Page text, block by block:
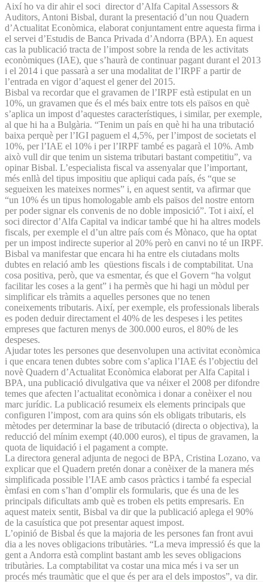
Així ho va dir ahir el soci director d’Alfa Capital Assessors &
Auditors, Antoni Bisbal, durant la presentació d’un nou Quadern
d’Actualitat Econòmica, elaborat conjuntament entre aquesta firma i
el servei d’Estudis de Banca Privada d’An­dorra (BPA). En aquest
cas la publicació tracta de l’impost sobre la renda de les activitats
econòmiques (IAE), que s’haurà de continuar pagant durant el 2013
i el 2014 i que passarà a ser una modalitat de l’IRPF a partir de
l’entrada en vigor d’aquest el gener del 2015.
Bisbal va recordar que el gravamen de l’IRPF està estipulat en un
10%, un gravamen que és el més baix entre tots els països en què
s’aplica un impost d’aquestes característiques, i similar, per exemple,
al que hi ha a Bulgària. “Tenim un país en què hi ha una tributació
baixa perquè per l’IGI paguem el 4,5%, per l’impost de societats el
10%, per l’IAE el 10% i per l’IRPF també es pagarà el 10%. Amb
això vull dir que tenim un sistema tributari bastant competitiu”, va
opinar Bisbal. L’especialista fiscal va assenyalar que l’important,
més enllà del tipus impositiu que apliqui cada país, és “que se
segueixen les mateixes normes” i, en aquest sentit, va afirmar que
“un 10% és un tipus homologable amb els països del nostre entorn
per poder signar els convenis de no doble imposició”. Tot i així, el
soci director d’Alfa Capital va indicar també que hi ha altres models
fiscals, per exemple el d’un altre país com és Mònaco, que ha optat
per un impost indirecte superior al 20% però en canvi no té un IRPF.
Bisbal va manifestar que encara hi ha entre els ciutadans molts
dubtes en relació amb les qüestions fiscals i de comptabilitat. Una
cosa positiva, però, que va esmentar, és que el Govern “ha volgut
facilitar les coses a la gent” i ha permès que hi hagi un mòdul per
simplificar els tràmits a aquelles persones que no tenen
coneixements tributaris. Així, per exemple, els professionals liberals
es poden deduir directament el 40% de les despeses i les petites
empreses que facturen menys de 300.000 euros, el 80% de les
despeses.
Ajudar totes les persones que desenvolupen una activitat econòmica
i que encara tenen dubtes sobre com s’aplica l’IAE és l’objectiu del
novè Quadern d’Actualitat Econòmica elaborat per Alfa Capital i
BPA, una publicació divulgativa que va néixer el 2008 per difondre
temes que afecten l’actualitat econòmica i donar a conèixer el nou
marc jurídic. La publicació resumeix els elements principals que
configuren l’impost, com ara quins són els obligats tributaris, els
mètodes per determinar la base de tributació (directa o objectiva), la
reducció del mínim exempt (40.000 euros), el tipus de gravamen, la
quota de liquidació i el pagament a compte.
La directora general adjunta de negoci de BPA, Cristina Lozano, va
explicar que el Quadern pretén donar a conèixer de la manera més
simplificada possible l’IAE amb casos pràctics i també fa especial
èmfasi en com s’han d’omplir els formularis, que és una de les
principals dificultats amb què es troben els petits empresaris. En
aquest mateix sentit, Bisbal va dir que la publicació aplega el 90%
de la casuística que pot presentar aquest impost.
L’opinió de Bisbal és que la majoria de les persones fan front avui
dia a les noves obligacions tributàries. “La meva impressió és que la
gent a Andorra està complint bastant amb les seves obligacions
tributàries. La comptabilitat va costar una mica més i va ser un
procés més traumàtic que el que és per ara el dels impostos”, va dir.